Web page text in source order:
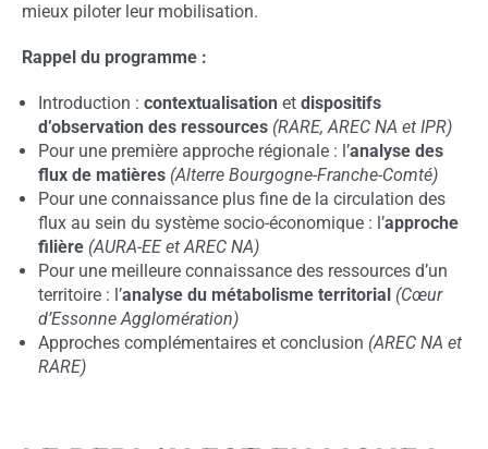
mieux piloter leur mobilisation.
Rappel du programme :
Introduction : contextualisation et dispositifs
d’observation des ressources (RARE, AREC NA et IPR)
Pour une première approche régionale : l’analyse des
flux de matières (Alterre Bourgogne-Franche-Comté)
Pour une connaissance plus fine de la circulation des
flux au sein du système socio-économique : l’approche
filière (AURA-EE et AREC NA)
Pour une meilleure connaissance des ressources d’un
territoire : l’analyse du métabolisme territorial (Cœur
d’Essonne Agglomération)
Approches complémentaires et conclusion (AREC NA et
RARE)